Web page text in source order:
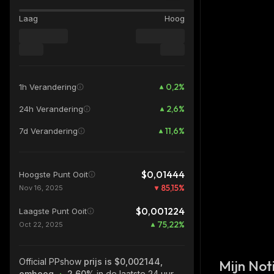
Laag Hoog
1h Verandering 0,2%
24h Verandering 2,6%
7d Verandering 11,6%
Hoogste Punt Ooit $0,01444
Nov 16, 2025 85,15%
Laagste Punt Ooit $0,001224
Oct 22, 2025 75,22%
Official PPshow prijs is $0,002144,
Mijn